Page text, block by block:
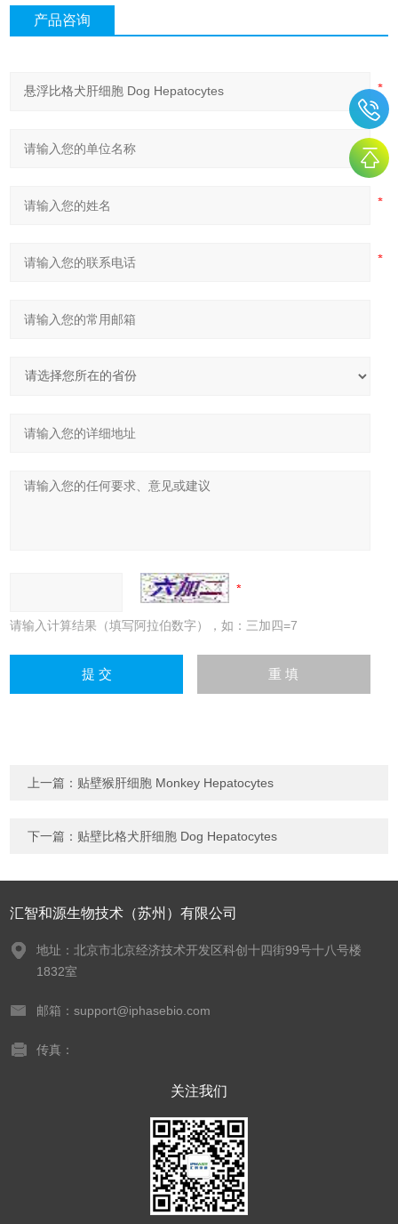
产品咨询
请输入计算结果（填写阿拉伯数字），如：三加四=7
上一篇： 贴壁猴肝细胞 Monkey Hepatocytes
下一篇： 贴壁比格犬肝细胞 Dog Hepatocytes
汇智和源生物技术（苏州）有限公司
地址：北京市北京经济技术开发区科创十四街99号十八号楼
1832室
邮箱：support@iphasebio.com
传真：
关注我们